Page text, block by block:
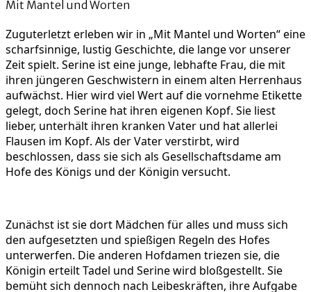
Mit Mantel und Worten
Zuguterletzt erleben wir in „Mit Mantel und Worten“ eine
scharfsinnige, lustig Geschichte, die lange vor unserer
Zeit spielt. Serine ist eine junge, lebhafte Frau, die mit
ihren jüngeren Geschwistern in einem alten Herrenhaus
aufwächst. Hier wird viel Wert auf die vornehme Etikette
gelegt, doch Serine hat ihren eigenen Kopf. Sie liest
lieber, unterhält ihren kranken Vater und hat allerlei
Flausen im Kopf. Als der Vater verstirbt, wird
beschlossen, dass sie sich als Gesellschaftsdame am
Hofe des Königs und der Königin versucht.
Zunächst ist sie dort Mädchen für alles und muss sich
den aufgesetzten und spießigen Regeln des Hofes
unterwerfen. Die anderen Hofdamen triezen sie, die
Königin erteilt Tadel und Serine wird bloßgestellt. Sie
bemüht sich dennoch nach Leibeskräften, ihre Aufgabe